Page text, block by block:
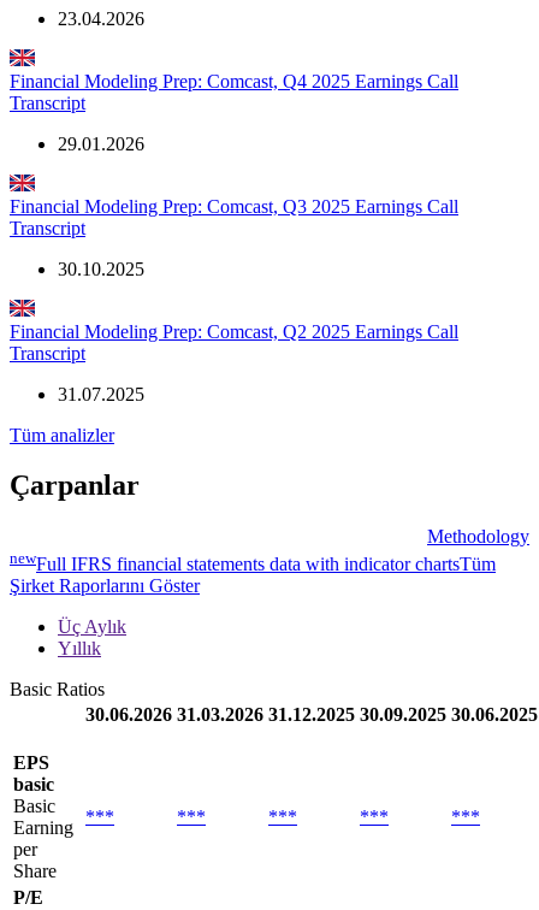
23.04.2026
Financial Modeling Prep: Comcast, Q4 2025 Earnings Call
Transcript
29.01.2026
Financial Modeling Prep: Comcast, Q3 2025 Earnings Call
Transcript
30.10.2025
Financial Modeling Prep: Comcast, Q2 2025 Earnings Call
Transcript
31.07.2025
Tüm analizler
Çarpanlar
Methodology
newFull IFRS financial statements data with indicator chartsTüm
Şirket Raporlarını Göster
Üç Aylık
Yıllık
Basic Ratios
30.06.2026 31.03.2026 31.12.2025 30.09.2025 30.06.2025
EPS
basic
Basic
Earning
per
Share
*** *** *** *** ***
P/E